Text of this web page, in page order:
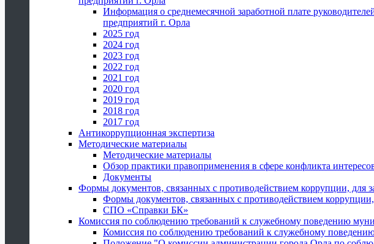
Информация о среднемесячной заработной плате
предприятий г. Орла
2025 год
2024 год
2023 год
2022 год
2021 год
2020 год
2019 год
2018 год
2017 год
Антикоррупционная экспертиза
Методические материалы
Методические материалы
Обзор практики правоприменения в сфере конфликта
Документы
Формы документов, связанных с противодействием коррупции, для
Формы документов, связанных с противодействием
СПО «Справки БК»
Комиссия по соблюдению требований к служебному поведению
Комиссия по соблюдению требований к служебному